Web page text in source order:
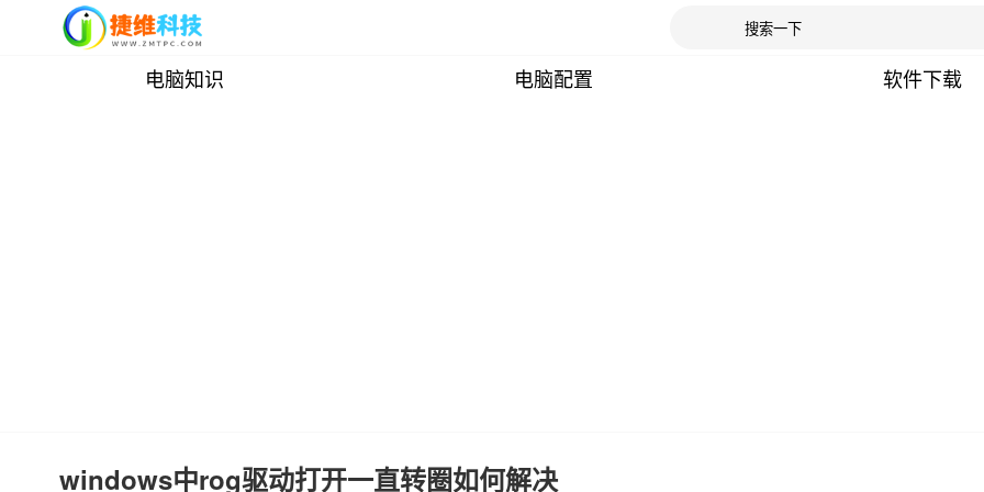
电脑知识 电脑配置 软件下载
windows中rog驱动打开一直转圈如何解决